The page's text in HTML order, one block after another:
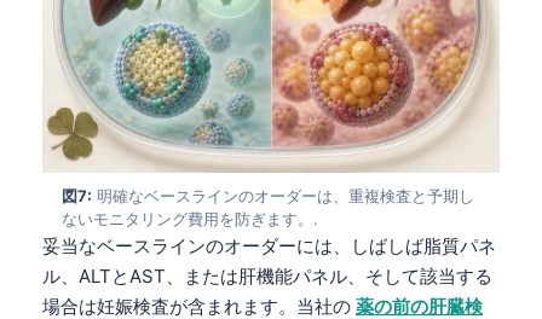
図7: 明確なベースラインのオーダーは、重複検査と予期し
ないモニタリング費用を防ぎます。.
妥当なベースラインのオーダーには、しばしば脂質パネ
ル、ALTとAST、または肝機能パネル、そして該当する
場合は妊娠検査が含まれます。当社の 薬の前の肝臓検
Eesti
ქართული
Русский
Lietuvių kalba
Polski
한국어
Slovenščina